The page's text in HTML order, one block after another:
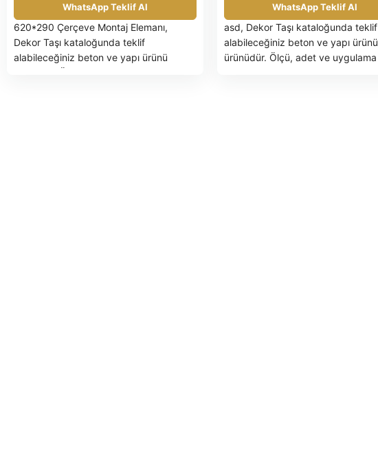
WhatsApp Teklif Al
620*290 Çerçeve Montaj Elemanı,
Dekor Taşı kataloğunda teklif
alabileceğiniz beton ve yapı ürünü
WhatsApp Teklif Al
asd, Dekor Taşı kataloğunda teklif
alabileceğiniz beton ve yapı ürünü
ürünüdür. Ölçü, adet ve uygulama